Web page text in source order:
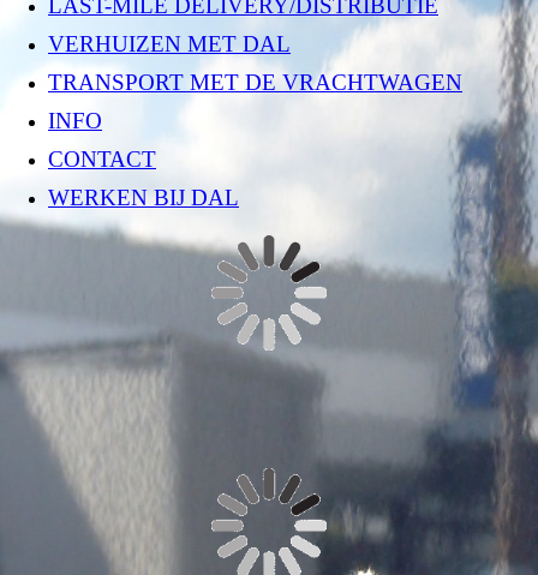
LAST-MILE DELIVERY/DISTRIBUTIE
VERHUIZEN MET DAL
TRANSPORT MET DE VRACHTWAGEN
INFO
CONTACT
WERKEN BIJ DAL